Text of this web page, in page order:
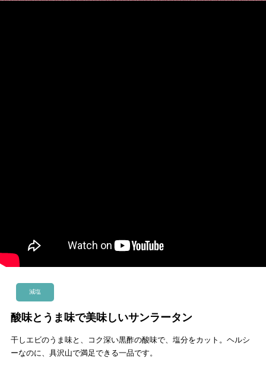
本部へのお問い合わせ
法人会員制度
減塩
酸味とうま味で美味しいサンラータン
干しエビのうま味と、コク深い黒酢の酸味で、塩分をカット。ヘルシ
ーなのに、具沢山で満足できる一品です。